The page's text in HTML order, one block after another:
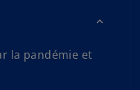
la pandémie et